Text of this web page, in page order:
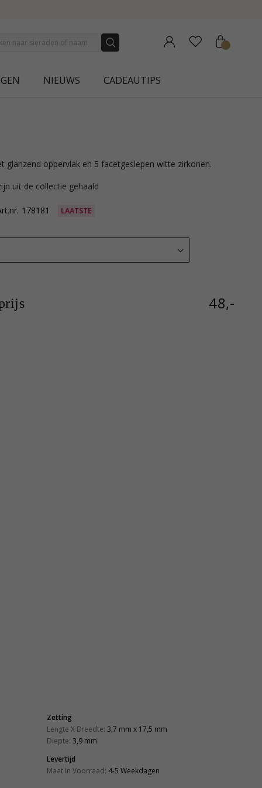
NIEUWS CADEAUTIPS
glanzend oppervlak en 5 facetgeslepen witte zirkonen.
uit de collectie gehaald
178181 LAATSTE
48,-
Zetting
Lengte X Breedte: 3,7 mm x 17,5 mm
Diepte: 3,9 mm
Levertijd
Maat In Voorraad: 4-5 Weekdagen